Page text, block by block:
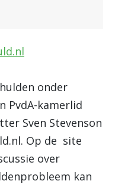
onder
PvdA-kamerlid
Sven Stevenson
Op de site
over
kan